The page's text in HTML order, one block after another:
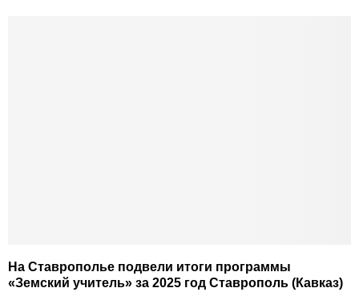
На Ставрополье подвели итоги программы
«Земский учитель» за 2025 год Ставрополь (Кавказ)